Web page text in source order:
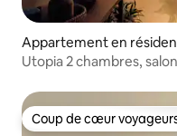
Appartement en
Utopia 2 chambres,
Coup de cœur
Coup de cœur